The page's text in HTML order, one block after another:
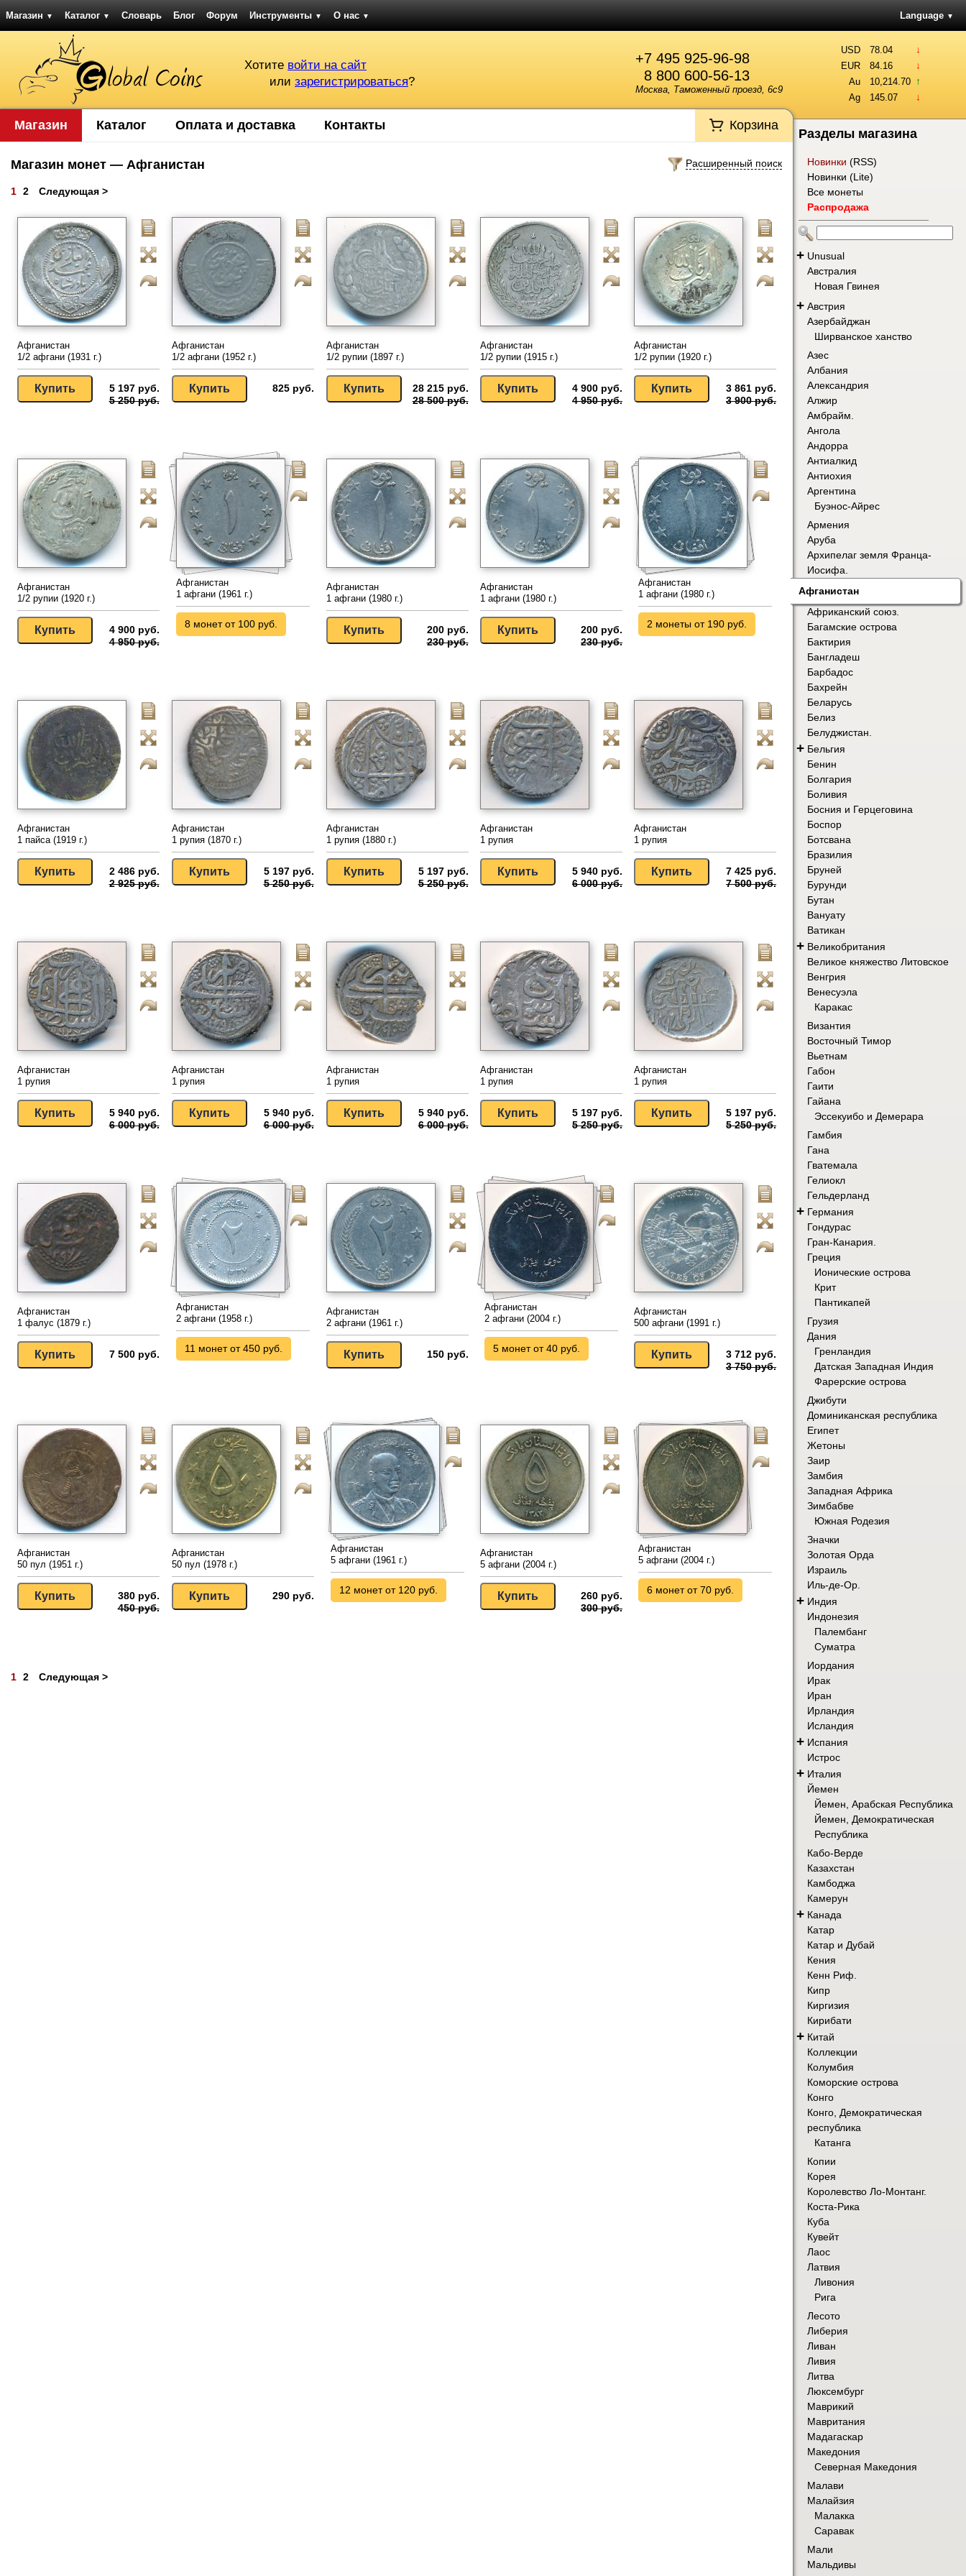
Магазин ▼ Каталог ▼ Словарь Блог Форум Инструменты ▼ О нас ▼ Language ▼
+7 495 925-96-98
8 800 600-56-13
Москва, Таможенный проезд, 6с9
Хотите войти на сайт
или зарегистрироваться?
USD 78.04 ↓
EUR 84.16 ↓
Au 10,214.70 ↑
Ag 145.07 ↓
Магазин Каталог Оплата и доставка Контакты Корзина
Расширенный поиск
Магазин монет — Афганистан
1 2 Следующая >
Афганистан
1/2 афгани (1931 г.)
5 197 руб.
5 250 руб.
Афганистан
1/2 афгани (1952 г.)
825 руб.
Афганистан
1/2 рупии (1897 г.)
28 215 руб.
28 500 руб.
Афганистан
1/2 рупии (1915 г.)
4 900 руб.
4 950 руб.
Афганистан
1/2 рупии (1920 г.)
3 861 руб.
3 900 руб.
Афганистан
1/2 рупии (1920 г.)
4 900 руб.
4 950 руб.
Афганистан
1 афгани (1961 г.)
8 монет от 100 руб.
Афганистан
1 афгани (1980 г.)
200 руб.
230 руб.
Афганистан
1 афгани (1980 г.)
200 руб.
230 руб.
Афганистан
1 афгани (1980 г.)
2 монеты от 190 руб.
Афганистан
1 пайса (1919 г.)
2 486 руб.
2 925 руб.
Афганистан
1 рупия (1870 г.)
5 197 руб.
5 250 руб.
Афганистан
1 рупия (1880 г.)
5 197 руб.
5 250 руб.
Афганистан
1 рупия
5 940 руб.
6 000 руб.
Афганистан
1 рупия
7 425 руб.
7 500 руб.
Афганистан
1 рупия
5 940 руб.
6 000 руб.
Афганистан
1 рупия
5 940 руб.
6 000 руб.
Афганистан
1 рупия
5 940 руб.
6 000 руб.
Афганистан
1 рупия
5 197 руб.
5 250 руб.
Афганистан
1 рупия
5 197 руб.
5 250 руб.
Афганистан
1 фалус (1879 г.)
7 500 руб.
Афганистан
2 афгани (1958 г.)
11 монет от 450 руб.
Афганистан
2 афгани (1961 г.)
150 руб.
Афганистан
2 афгани (2004 г.)
5 монет от 40 руб.
Афганистан
500 афгани (1991 г.)
3 712 руб.
3 750 руб.
Афганистан
50 пул (1951 г.)
380 руб.
450 руб.
Афганистан
50 пул (1978 г.)
290 руб.
Афганистан
5 афгани (1961 г.)
12 монет от 120 руб.
Афганистан
5 афгани (2004 г.)
260 руб.
300 руб.
Афганистан
5 афгани (2004 г.)
6 монет от 70 руб.
1 2 Следующая >
Разделы магазина
Новинки (RSS)
Новинки (Lite)
Все монеты
Распродажа
+ Unusual
Австралия
Новая Гвинея
+ Австрия
Азербайджан
Ширванское ханство
Азес
Албания
Александрия
Алжир
Амбрайм.
Ангола
Андорра
Антиалкид
Антиохия
Аргентина
Буэнос-Айрес
Армения
Аруба
Архипелаг земля Франца-
Иосифа.
Афганистан
Африканский союз.
Багамские острова
Бактирия
Бангладеш
Барбадос
Бахрейн
Беларусь
Белиз
Белуджистан.
+ Бельгия
Бенин
Болгария
Боливия
Босния и Герцеговина
Боспор
Ботсвана
Бразилия
Бруней
Бурунди
Бутан
Вануату
Ватикан
+ Великобритания
Великое княжество Литовское
Венгрия
Венесуэла
Каракас
Византия
Восточный Тимор
Вьетнам
Габон
Гаити
Гайана
Эссекуибо и Демерара
Гамбия
Гана
Гватемала
Гелиокл
Гельдерланд
+ Германия
Гондурас
Гран-Канария.
Греция
Ионические острова
Крит
Пантикапей
Грузия
Дания
Гренландия
Датская Западная Индия
Фарерские острова
Джибути
Доминиканская республика
Египет
Жетоны
Заир
Замбия
Западная Африка
Зимбабве
Южная Родезия
Значки
Золотая Орда
Израиль
Иль-де-Ор.
+ Индия
Индонезия
Палембанг
Суматра
Иордания
Ирак
Иран
Ирландия
Исландия
+ Испания
Истрос
+ Италия
Йемен
Йемен, Арабская Республика
Йемен, Демократическая
Республика
Кабо-Верде
Казахстан
Камбоджа
Камерун
+ Канада
Катар
Катар и Дубай
Кения
Кенн Риф.
Кипр
Киргизия
Кирибати
+ Китай
Коллекции
Колумбия
Коморские острова
Конго
Конго, Демократическая
республика
Катанга
Копии
Корея
Королевство Ло-Монтанг.
Коста-Рика
Куба
Кувейт
Лаос
Латвия
Ливония
Рига
Лесото
Либерия
Ливан
Ливия
Литва
Люксембург
Маврикий
Мавритания
Мадагаскар
Македония
Северная Македония
Малави
Малайзия
Малакка
Саравак
Мали
Мальдивы